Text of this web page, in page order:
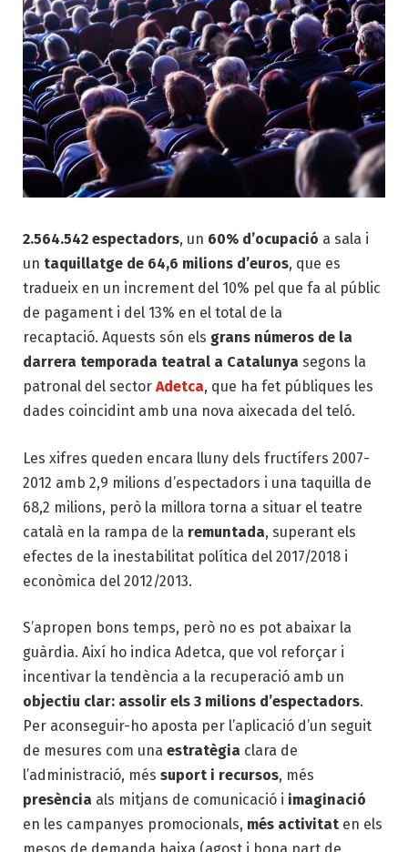
2.564.542 espectadors, un 60% d’ocupació a sala i
un taquillatge de 64,6 milions d’euros, que es
tradueix en un increment del 10% pel que fa al públic
de pagament i del 13% en el total de la
recaptació. Aquests són els grans números de la
darrera temporada teatral a Catalunya segons la
patronal del sector Adetca, que ha fet públiques les
dades coincidint amb una nova aixecada del teló.
Les xifres queden encara lluny dels fructífers 2007-
2012 amb 2,9 milions d’espectadors i una taquilla de
68,2 milions, però la millora torna a situar el teatre
català en la rampa de la remuntada, superant els
efectes de la inestabilitat política del 2017/2018 i
econòmica del 2012/2013.
S’apropen bons temps, però no es pot abaixar la
guàrdia. Així ho indica Adetca, que vol reforçar i
incentivar la tendència a la recuperació amb un
objectiu clar: assolir els 3 milions d’espectadors.
Per aconseguir-ho aposta per l’aplicació d’un seguit
de mesures com una estratègia clara de
l’administració, més suport i recursos, més
presència als mitjans de comunicació i imaginació
en les campanyes promocionals, més activitat en els